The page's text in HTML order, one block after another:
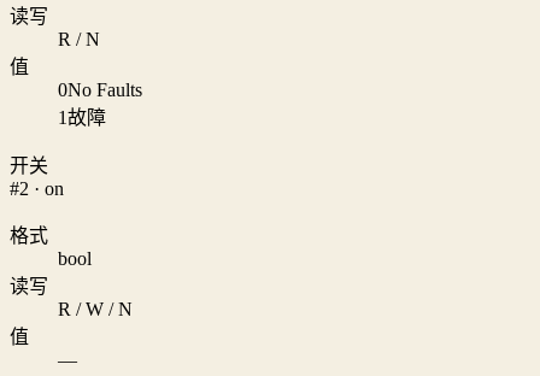
读写
R / N
值
0No Faults
1故障
开关
#2 · on
格式
bool
读写
R / W / N
值
—